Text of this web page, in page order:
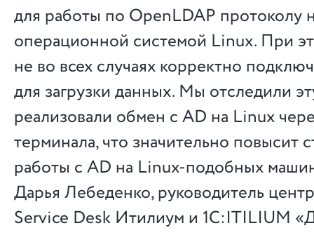
для работы по OpenLDAP протоколу
операционной системой Linux. При
не во всех случаях корректно
для загрузки данных. Мы отследили
реализовали обмен с AD на Linux
терминала, что значительно повысит
работы с AD на Linux-подобных
Дарья Лебеденко, руководитель
Service Desk Итилиум и 1С:ITILIUM